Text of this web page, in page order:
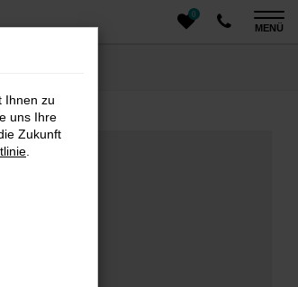
0
MENÜ
Ihnen zu
uns Ihre
Zukunft